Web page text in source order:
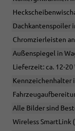
Dachkantenspoiler
Chromzierleisten
Außenspiegel in
Lieferzeit: ca. 12-20
Kennzeichenhalter
Alle Bilder sind
Wireless SmartLink